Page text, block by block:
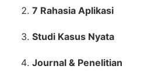
7 Rahasia Aplikasi
Studi Kasus Nyata
Journal & Penelitian